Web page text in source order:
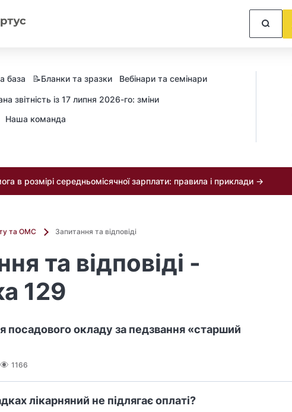
база 📝Бланки та зразки Вебінари та семінари
звітність із 17 липня 2026-го: зміни
Наша команда
в розмірі середньомісячної зарплати: правила і приклади →
та ОМС Запитання та відповіді
та відповіді -
129
посадового окладу за педзвання «старший
1166
лікарняний не підлягає оплаті?